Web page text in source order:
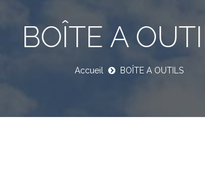
BOÎTE A
Accueil BOÎTE A OUTILS